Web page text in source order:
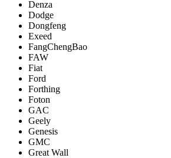
Denza
Dodge
Dongfeng
Exeed
FangChengBao
FAW
Fiat
Ford
Forthing
Foton
GAC
Geely
Genesis
GMC
Great Wall